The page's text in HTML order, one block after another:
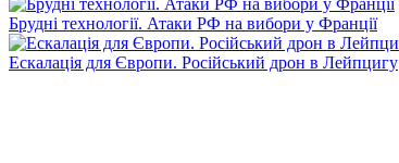
Брудні технології. Атаки РФ на вибори у Франції
Ескалація для Європи. Російський дрон в Лейпцигу